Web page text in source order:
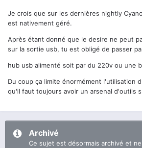
Je crois que sur les dernières nightly
est nativement géré.
Après étant donné que le desire ne peut
sur la sortie usb, tu est obligé de passer
hub usb alimenté soit par du 220v ou une
Du coup ça limite énormément l'utilisation
qu'il faut toujours avoir un arsenal d'outils
Archivé
Ce sujet est désormais archivé et